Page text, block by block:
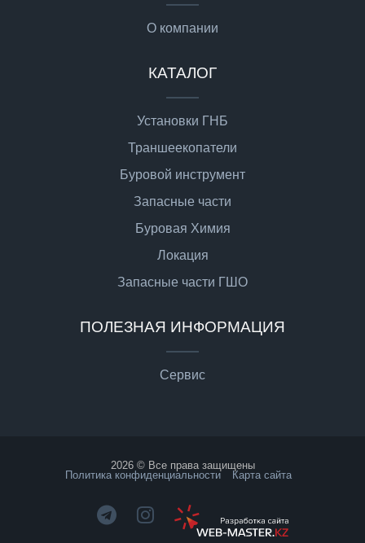
О компании
КАТАЛОГ
Установки ГНБ
Траншеекопатели
Буровой инструмент
Запасные части
Буровая Химия
Локация
Запасные части ГШО
ПОЛЕЗНАЯ ИНФОРМАЦИЯ
Сервис
2026 © Все права защищены
Политика конфиденциальности
Карта сайта